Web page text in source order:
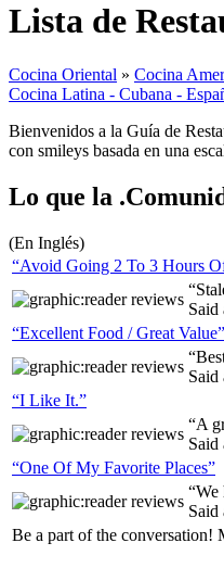
Lista de
Cocina Oriental » Cocina
Cocina Latina - Cubana -
Bienvenidos a la Guía de
con smileys basada en una
Lo que la
(En Inglés)
“Avoid Going 2 To 3 Hours
Said
“Excellent Food / Great Value”
Said
“I Like It.”
“A
Said
“One Of My Favorite Places”
“We
Said
Be a part of the conversation!